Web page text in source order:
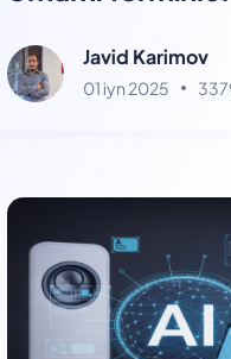
Javid Karimov
01 iyn 2025